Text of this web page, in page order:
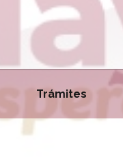
Trámites